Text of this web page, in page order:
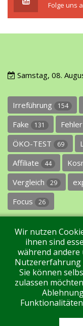
Folge uns
Samstag, 08.
Irreführung 154
Fake 131 Fehler
ÖKO-TEST 69
Affiliate 44
Vergleich 29
Focus 26
Impressum
Tags
Wir nutzen
ihnen sind
während andere
Nutzererfahrung
Sie können
zulassen